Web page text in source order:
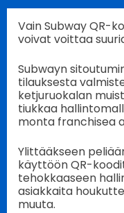
Vain Subway QR-
voivat voittaa
Subwayn
tilauksesta
ketjuruokalan
tiukkaa
monta franchisea
Ylittääkseen
käyttöön QR-
tehokkaaseen
asiakkaita
muuta.